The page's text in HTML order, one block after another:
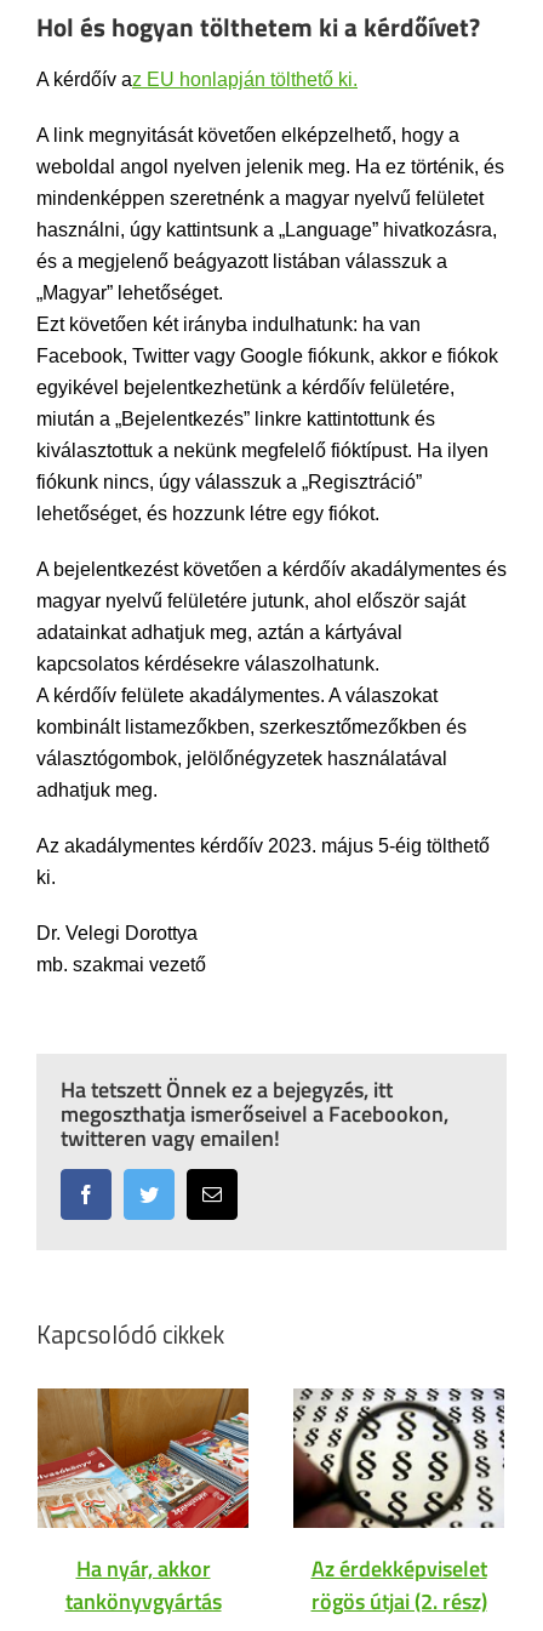
Hol és hogyan tölthetem ki a kérdőívet?
A kérdőív az EU honlapján tölthető ki.
A link megnyitását követően elképzelhető, hogy a
weboldal angol nyelven jelenik meg. Ha ez történik, és
mindenképpen szeretnénk a magyar nyelvű felületet
használni, úgy kattintsunk a „Language” hivatkozásra,
és a megjelenő beágyazott listában válasszuk a
„Magyar” lehetőséget.
Ezt követően két irányba indulhatunk: ha van
Facebook, Twitter vagy Google fiókunk, akkor e fiókok
egyikével bejelentkezhetünk a kérdőív felületére,
miután a „Bejelentkezés” linkre kattintottunk és
kiválasztottuk a nekünk megfelelő fióktípust. Ha ilyen
fiókunk nincs, úgy válasszuk a „Regisztráció”
lehetőséget, és hozzunk létre egy fiókot.
A bejelentkezést követően a kérdőív akadálymentes és
magyar nyelvű felületére jutunk, ahol először saját
adatainkat adhatjuk meg, aztán a kártyával
kapcsolatos kérdésekre válaszolhatunk.
A kérdőív felülete akadálymentes. A válaszokat
kombinált listamezőkben, szerkesztőmezőkben és
választógombok, jelölőnégyzetek használatával
adhatjuk meg.
Az akadálymentes kérdőív 2023. május 5-éig tölthető
ki.
Dr. Velegi Dorottya
mb. szakmai vezető
Ha tetszett Önnek ez a bejegyzés, itt
megoszthatja ismerőseivel a Facebookon,
twitteren vagy emailen!
FacebookTwitter Email:
Kapcsolódó cikkek
Ha nyár, akkor
tankönyvgyártás
Az érdekképviselet
rögös útjai (2. rész)